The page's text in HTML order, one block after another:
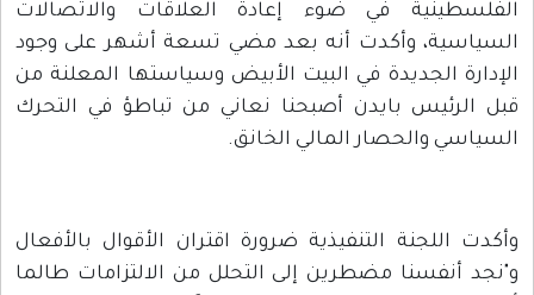
الفلسطينية في ضوء إعادة العلاقات والاتصالات
السياسية، وأكدت أنه بعد مضي تسعة أشهر على وجود
الإدارة الجديدة في البيت الأبيض وسياستها المعلنة من
قبل الرئيس بايدن أصبحنا نعاني من تباطؤ في التحرك
السياسي والحصار المالي الخانق.
وأكدت اللجنة التنفيذية ضرورة اقتران الأقوال بالأفعال
و"نجد أنفسنا مضطرين إلى التحلل من الالتزامات طالما